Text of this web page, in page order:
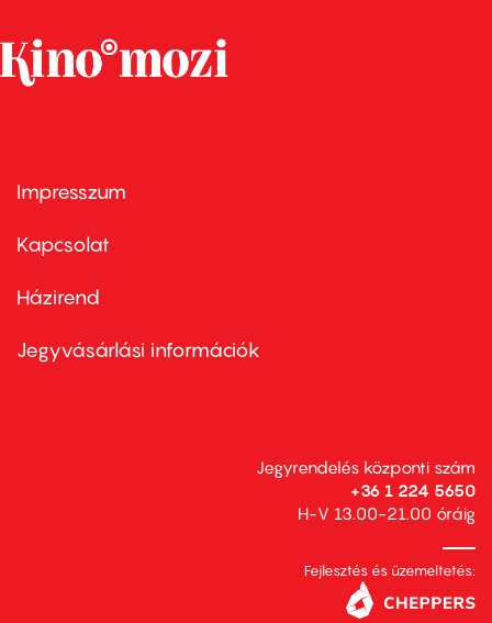
Footer
first
Impresszum
Kapcsolat
Footer
second
Házirend
Jegyvásárlási információk
Jegyrendelés központi szám
+36 1 224 5650
H-V 13.00-21.00 óráig
Fejlesztés és üzemeltetés: